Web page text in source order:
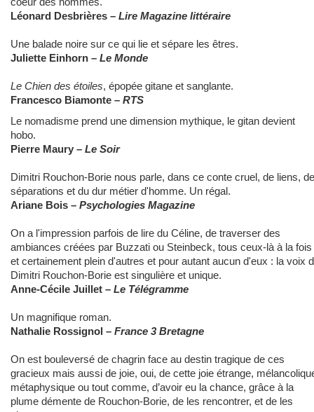
Léonard Desbrières – Lire Magazine littéraire
Une balade noire sur ce qui lie et sépare les êtres.
Juliette Einhorn – Le Monde
Le Chien des étoiles, épopée gitane et sanglante.
Francesco Biamonte – RTS
Le nomadisme prend une dimension mythique, le gitan devient
hobo.
Pierre Maury – Le Soir
Dimitri Rouchon-Borie nous parle, dans ce conte cruel, de liens, de
séparations et du dur métier d'homme. Un régal.
Ariane Bois – Psychologies Magazine
On a l'impression parfois de lire du Céline, de traverser des
ambiances créées par Buzzati ou Steinbeck, tous ceux-là à la fois
et certainement plein d'autres et pour autant aucun d'eux : la voix
Dimitri Rouchon-Borie est singulière et unique.
Anne-Cécile Juillet – Le Télégramme
Un magnifique roman.
Nathalie Rossignol – France 3 Bretagne
On est bouleversé de chagrin face au destin tragique de ces
gracieux mais aussi de joie, oui, de cette joie étrange,
métaphysique ou tout comme, d’avoir eu la chance, grâce à la
plume démente de Rouchon-Borie, de les rencontrer, et de les